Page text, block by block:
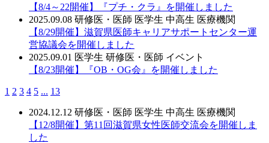
【8/4～22開催】『プチ・クラ』を開催しました
2025.09.08 研修医・医師 医学生 中高生 医療機関
【8/29開催】滋賀県医師キャリアサポートセンター運
営協議会を開催しました
2025.09.01 医学生 研修医・医師 イベント
【8/23開催】『OB・OG会』を開催しました
1 2 3 4 5 ... 13
2024.12.12 研修医・医師 医学生 中高生 医療機関
【12/8開催】第11回滋賀県女性医師交流会を開催しま
した